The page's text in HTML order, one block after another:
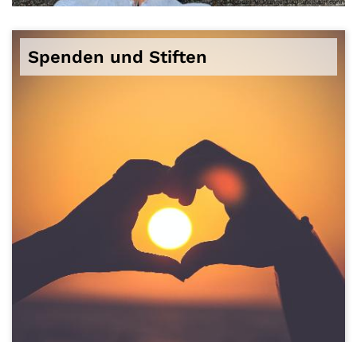
Spenden und Stiften